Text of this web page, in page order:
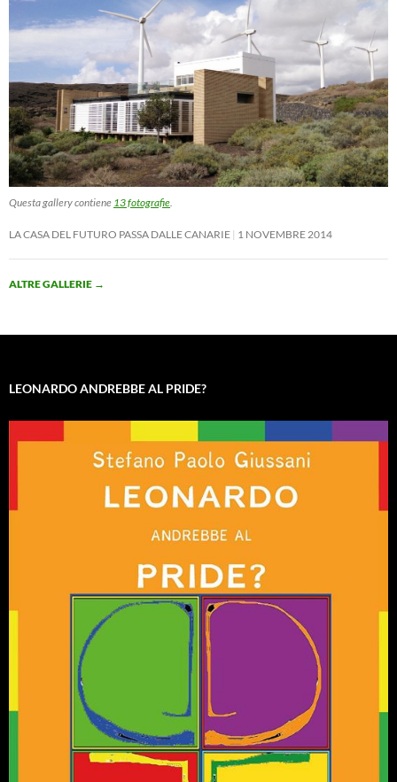
Questa gallery contiene 13 fotografie
LA CASA DEL FUTURO PASSA DALLE CANARIE 1 NOVEMBRE 2014
ALTRE GALLERIE →
LEONARDO ANDREBBE AL PRIDE?